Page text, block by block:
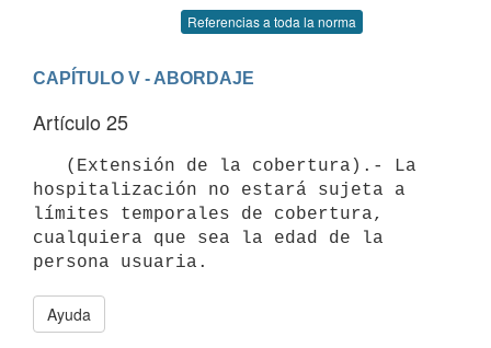
Referencias a toda la norma
CAPÍTULO V - ABORDAJE
Artículo 25
hospitalización no estará sujeta a
límites temporales de cobertura,
cualquiera que sea la edad de la
Ayuda